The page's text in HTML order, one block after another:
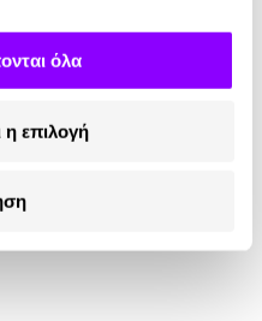
όλα
η επιλογή